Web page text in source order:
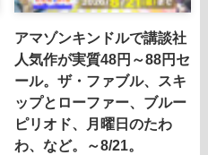
アマゾンキンドルで講談社
人気作が実質48円～88円セ
ール。ザ・ファブル、スキ
ップとローファー、ブルー
ピリオド、月曜日のたわ
わ、など。～8/21。